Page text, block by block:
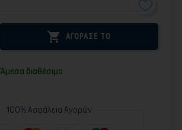
 ΑΓΟΡΑΣΕ ΤΟ
Άμεσα διαθέσιμο
100% Ασφάλεια Αγορών